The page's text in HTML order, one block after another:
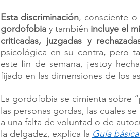
Esta discriminación, consciente o
gordofobia y también incluye el
criticadas, juzgadas y
psicológica en su contra, pero
este fin de semana, ¡estoy
fijado en las dimensiones de los
La gordofobia se cimienta sobre
las personas gordas, las cuales
a una falta de voluntad o de
la delgadez, explica la Guía